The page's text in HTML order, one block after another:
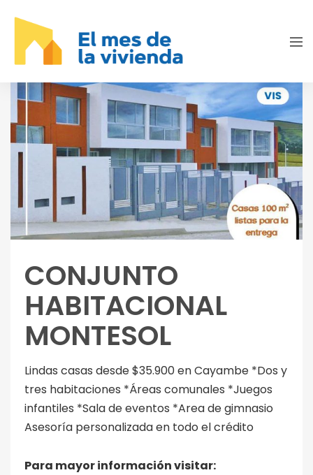
CONJUNTO
HABITACIONAL
MONTESOL
Lindas casas desde $35.900 en Cayambe *Dos y
tres habitaciones *Áreas comunales *Juegos
infantiles *Sala de eventos *Area de gimnasio
Asesoría personalizada en todo el crédito
Para mayor información visitar: